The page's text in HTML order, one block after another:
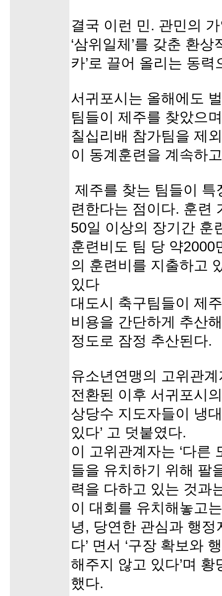
결국 이런 민. 관민의
‘삼위일체’를 갖춘 환상
카’로 끌어 올리는 동
서귀포시는 올해에도
팀들이 제주를 찾았으
칠십리배 참가팀을 제
이 동계훈련을 계속하
제주를 찾는 팀들이
련한다는 점이다. 훈련
50일 이상의 장기간 훈
훈련비도 팀 당 약2000
의 훈련비를 지출하고
있다
대도시 축구팀들이 제
비용을 간단하게 추산
정도로 잠정 추산된다.
유소년연맹의 고위관
전환된 이후 서귀포시
상당수 지도자들이 냉
있다’ 고 덧붙였다.
이 고위관계자는 ‘다른
들을 유치하기 위해 팔
력을 다하고 있는 것과
이 대회를 유치해놓고
녕, 당연한 관심과 행
다’ 면서 ‘구장 확보와
해주지 않고 있다’며
했다.